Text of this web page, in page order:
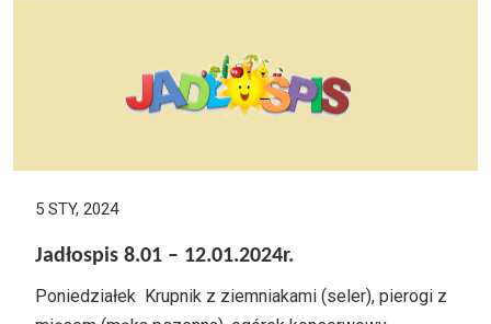
5 STY, 2024
Jadłospis 8.01 – 12.01.2024r.
Poniedziałek Krupnik z ziemniakami (seler), pierogi z